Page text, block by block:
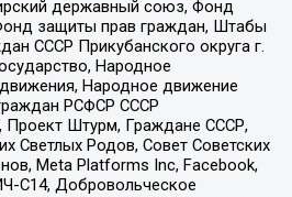
державный союз, Фонд
защиты прав граждан, Штабы
СССР Прикубанского округа г.
Народное
Народное движение
РСФСР СССР
Проект Штурм, Граждане СССР,
Светлых Родов, Совет Советских
Meta Platforms Inc, Facebook,
С14, Добровольческое